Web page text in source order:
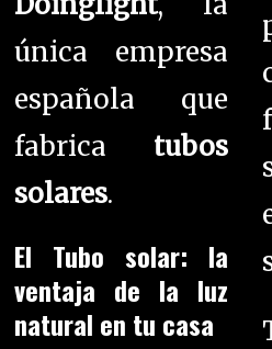
única empresa
española que
fabrica tubos
solares.
El Tubo solar: la
ventaja de la luz
natural en tu casa